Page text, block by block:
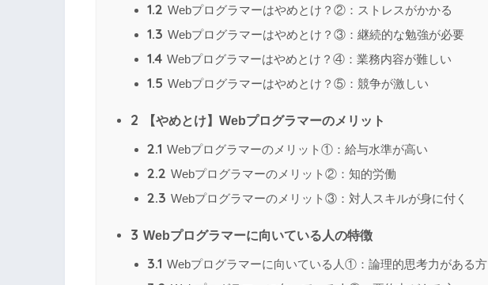
1.2 Webプログラマーはやめとけ？②：ストレスがかかる
1.3 Webプログラマーはやめとけ？③：継続的な勉強が必要
1.4 Webプログラマーはやめとけ？④：業務内容が難しい
1.5 Webプログラマーはやめとけ？⑤：競争が激しい
2 【やめとけ】Webプログラマーのメリット
2.1 Webプログラマーのメリット①：給与水準が高い
2.2 Webプログラマーのメリット②：知的労働
2.3 Webプログラマーのメリット③：対人スキルが身に付く
3 Webプログラマーに向いている人の特徴
3.1 Webプログラマーに向いている人①：論理的思考力がある方